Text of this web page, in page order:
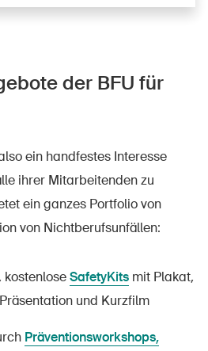
der BFU für
ein handfestes Interesse
ihrer Mitarbeitenden zu
ein ganzes Portfolio von
von Nichtberufsunfällen:
kostenloseSafetyKits mit Plakat,
und Kurzfilm
Präventionsworkshops,